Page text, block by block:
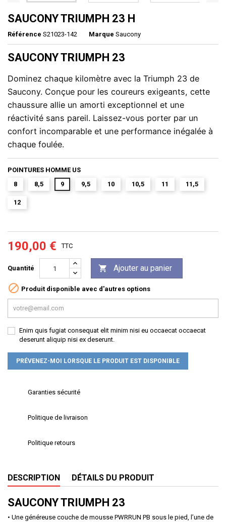
SAUCONY TRIUMPH 23 H
Référence S21023-142 Marque Saucony
SAUCONY TRIUMPH 23
Dominez chaque kilomètre avec la Triumph 23 de
Saucony. Conçue pour les coureurs exigeants, cette
chaussure allie un amorti exceptionnel et une
réactivité sans pareil. Laissez-vous porter par un
confort incomparable et une performance inégalée à
chaque foulée.
POINTURES HOMME US
8
8,5 9 9,5 10 10,5 11 11,5
12
190,00 € TTC
Quantité  Ajouter au panier
 Produit disponible avec d'autres options
Enim quis fugiat consequat elit minim nisi eu occaecat occaecat
deserunt aliquip nisi ex deserunt.
PRÉVENEZ-MOI LORSQUE LE PRODUIT EST DISPONIBLE
Garanties sécurité
Politique de livraison
Politique retours
DESCRIPTION DÉTAILS DU PRODUIT
SAUCONY TRIUMPH 23
• Une généreuse couche de mousse PWRRUN PB sous le pied, l’une de